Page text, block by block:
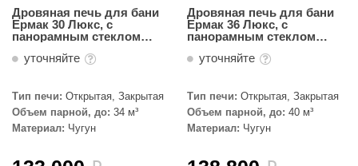
Design
Дровяная печь для бани
Ермак 30 Люкс, с
панорамным стеклом
уточняйте
Тип печи: Открытая, Закрытая
Объем парной, до: 34 м³
Материал: Чугун
Дровяная печь для бани
Ермак 36 Люкс, с
панорамным стеклом
уточняйте
Тип печи: Открытая, Закрытая
Объем парной, до: 40 м³
Материал: Чугун